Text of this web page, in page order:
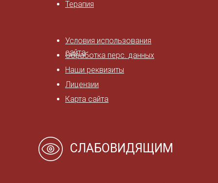
Терапия
Условия использования
сайта
Обработка перс. данных
Наши реквизиты
Лицензии
Карта сайта
СЛАБОВИДЯЩИМ